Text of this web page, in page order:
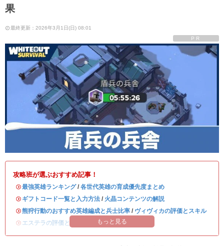
果
最終更新：2026年3月1日(日) 08:01
PR
攻略班が選ぶおすすめ記事！
・最強英雄ランキング/ 各世代英雄の育成優先度まとめ
・ ギフトコード一覧と入力方法 / 火晶コンテンツの解説
・熊狩行動のおすすめ英雄編成と兵士比率 / ヴィヴィカの評価とスキル
・ エステラの評価とスキル ハンクの評価とスキル
もっと見る